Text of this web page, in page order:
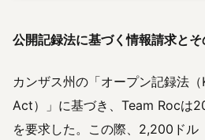
公開記録法に基づく情報請求と
カンザス州の「オープン記録法
Act）」に基づき、Team Rocは
を要求した。この際、2,200ドル